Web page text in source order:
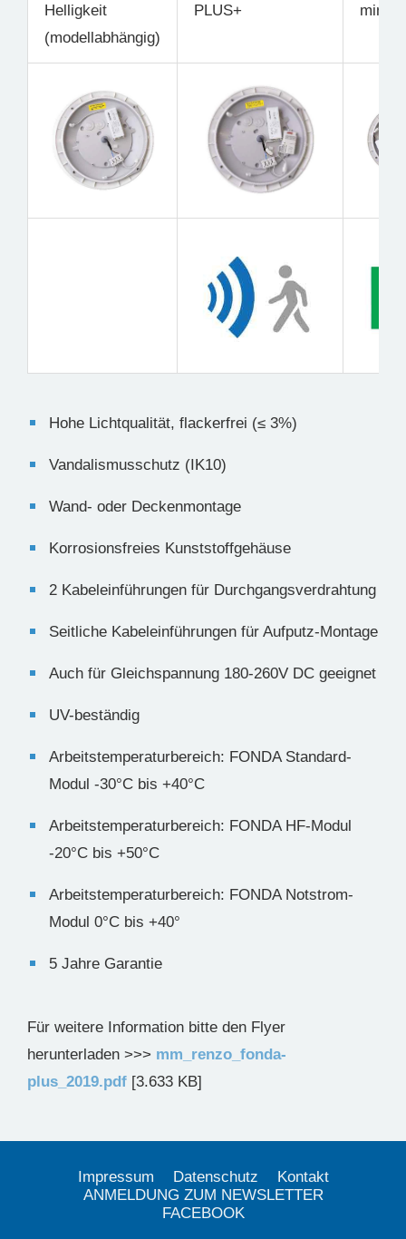
Helligkeit
(modellabhängig)
PLUS+
mind.
Hohe Lichtqualität, flackerfrei (≤ 3%)
Vandalismusschutz (IK10)
Wand- oder Deckenmontage
Korrosionsfreies Kunststoffgehäuse
2 Kabeleinführungen für Durchgangsverdrahtung
Seitliche Kabeleinführungen für Aufputz-Montage
Auch für Gleichspannung 180-260V DC geeignet
UV-beständig
Arbeitstemperaturbereich: FONDA Standard-
Modul -30°C bis +40°C
Arbeitstemperaturbereich: FONDA HF-Modul
-20°C bis +50°C
Arbeitstemperaturbereich: FONDA Notstrom-
Modul 0°C bis +40°
5 Jahre Garantie
Für weitere Information bitte den Flyer
herunterladen >>> mm_renzo_fonda-
plus_2019.pdf [3.633 KB]
Impressum Datenschutz
Kontakt
ANMELDUNG ZUM NEWSLETTER
FACEBOOK